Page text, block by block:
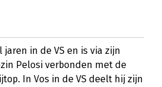
jaren in de VS en is via zijn
Pelosi verbonden met de
In Vos in de VS deelt hij zijn